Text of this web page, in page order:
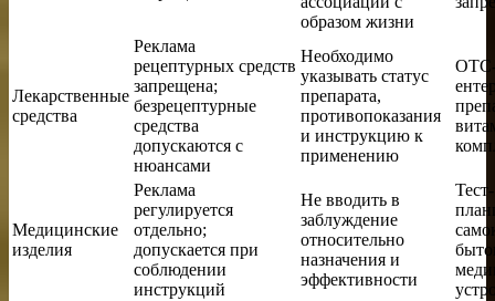
образом жизни
Лекарственные
средства
Реклама
рецептурных средств
запрещена;
безрецептурные
средства
допускаются с
нюансами
Необходимо
указывать статус
препарата,
противопоказания
и инструкцию к
применению
Медицинские
изделия
Реклама
регулируется
отдельно;
допускается при
соблюдении
инструкций
Не вводить в
заблуждение
относительно
назначения и
эффективности
Тест-